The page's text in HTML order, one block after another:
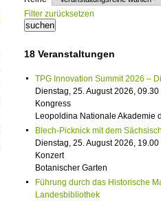
Filter zurücksetzen
18 Veranstaltungen
TPG Innovation Summit 2026 –
Dienstag, 25. August 2026,
Kongress
Leopoldina Nationale Akademie
Blech-Picknick mit dem
Dienstag, 25. August 2026,
Konzert
Botanischer Garten
Führung durch das Historische
Landesbibliothek